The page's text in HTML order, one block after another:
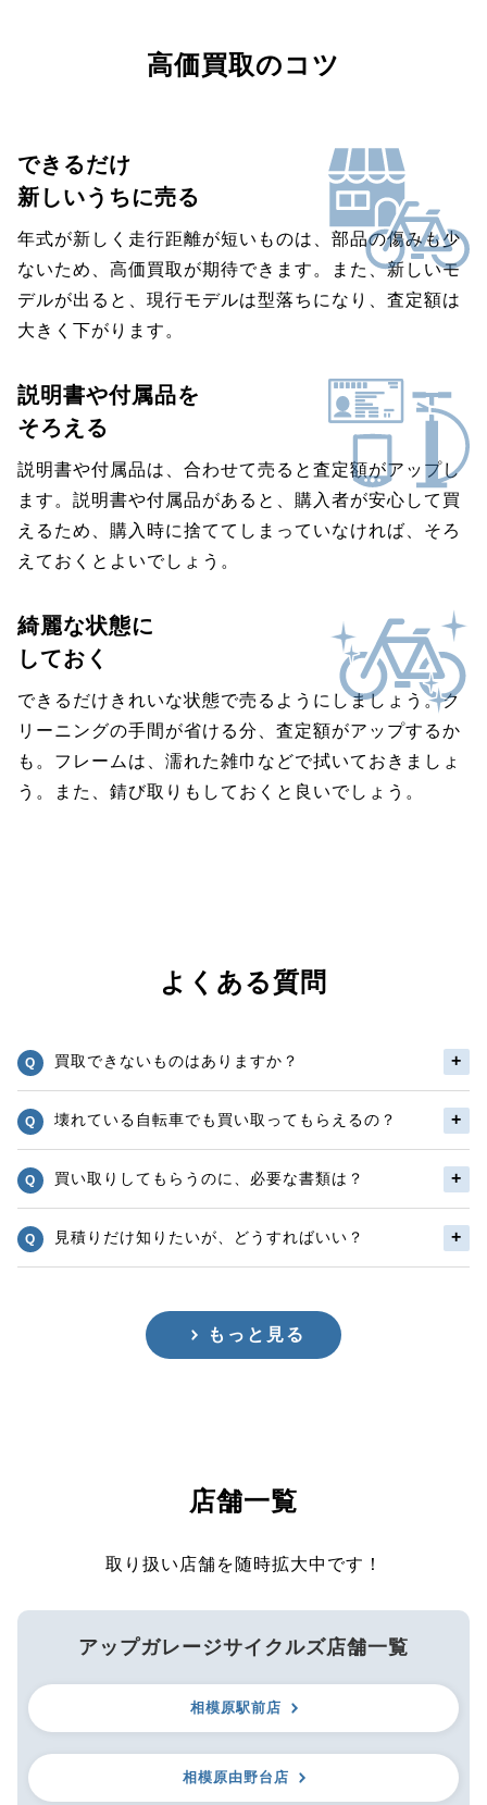
高価買取のコツ
できるだけ
新しいうちに売る
年式が新しく走行距離が短いものは、部品の傷みも少
ないため、高価買取が期待できます。また、新しいモ
デルが出ると、現行モデルは型落ちになり、査定額は
大きく下がります。
説明書や付属品を
そろえる
説明書や付属品は、合わせて売ると査定額がアップし
ます。説明書や付属品があると、購入者が安心して買
えるため、購入時に捨ててしまっていなければ、そろ
えておくとよいでしょう。
綺麗な状態に
しておく
できるだけきれいな状態で売るようにしましょう。ク
リーニングの手間が省ける分、査定額がアップするか
も。フレームは、濡れた雑巾などで拭いておきましょ
う。また、錆び取りもしておくと良いでしょう。
よくある質問
買取できないものはありますか？
壊れている自転車でも買い取ってもらえるの？
買い取りしてもらうのに、必要な書類は？
見積りだけ知りたいが、どうすればいい？
もっと見る
店舗一覧
取り扱い店舗を随時拡大中です！
アップガレージサイクルズ店舗一覧
相模原駅前店
相模原由野台店